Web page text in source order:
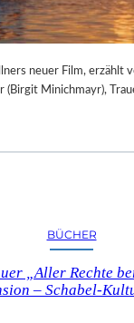
neuer Film, erzählt
(Birgit Minichmayr),
BÜCHER
„Aller Rechte
– Schabel-